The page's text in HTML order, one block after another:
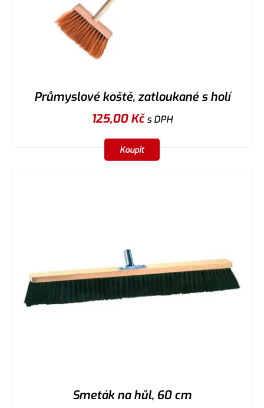
Průmyslové koště, zatloukané s holí
125,00Kčs DPH
Koupit
Smeták na hůl, 60 cm